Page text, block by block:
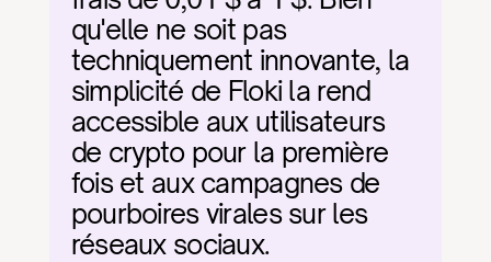
qu'elle ne soit pas
techniquement innovante, la
simplicité de Floki la rend
accessible aux utilisateurs
de crypto pour la première
fois et aux campagnes de
pourboires virales sur les
réseaux sociaux.